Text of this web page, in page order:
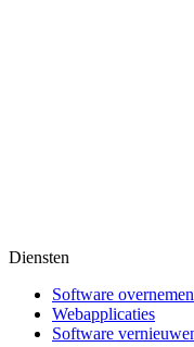
Diensten
Software overnemen
Webapplicaties
Software